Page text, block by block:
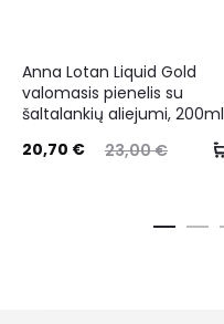
Anna Lotan Liquid Gold
valomasis pienelis su
šaltalankių aliejumi, 200ml
23,00€
20,70 €